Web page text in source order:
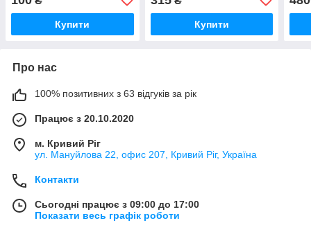
Купити Купити
Про нас
100% позитивних з 63 відгуків за рік
Працює з 20.10.2020
м. Кривий Ріг
ул. Мануйлова 22, офис 207, Кривий Ріг, Україна
Контакти
Сьогодні працює з 09:00 до 17:00
Показати весь графік роботи